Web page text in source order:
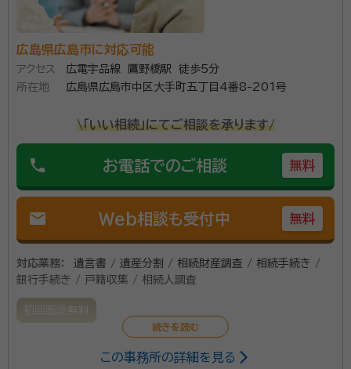
広島県広島市に対応可能
アクセス
広電宇品線 鷹野橋駅 徒歩5分
所在地
広島県広島市中区大手町五丁目4番8-201号
\「いい相続」にてご相談を承ります/
phone お電話でのご相談 無料
mail Web相談も受付中 無料
対応業務：
遺言書 / 遺産分割 / 相続財産調査 / 相続手続き /
銀行手続き / 戸籍収集 / 相続人調査
初回面談無料
相続関係についてのいろいろな悩み事に対応できるよ
この事務所の詳細を見る